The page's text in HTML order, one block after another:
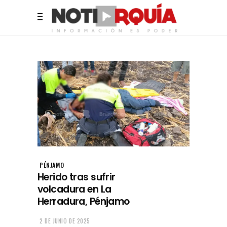
PÉNJAMO
Herido tras sufrir
volcadura en La
Herradura, Pénjamo
2 DE JUNIO DE 2025